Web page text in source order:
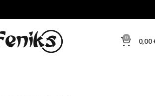
0 0,00